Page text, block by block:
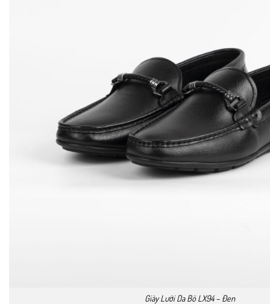
Giày Lười Da Bò LX94 – Đen